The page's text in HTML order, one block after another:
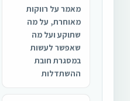
מאמר על רווקות
מאוחרת, על מה
שתוקע ועל מה
שאפשר לעשות
במסגרת חובת
ההשתדלות